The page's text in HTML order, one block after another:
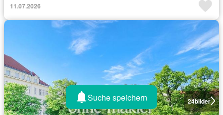
11.07.2026
24bilder
Suche speichern